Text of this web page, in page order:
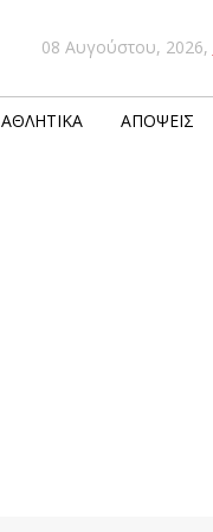
08 Αυγούστου, 2026,
ΑΘΛΗΤΙΚΆ ΑΠΌΨΕΙΣ